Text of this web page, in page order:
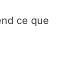
ce que